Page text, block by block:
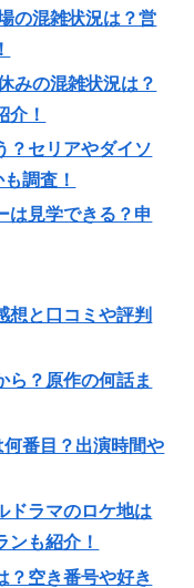
の混雑状況は？営
みの混雑状況は？
介！
？セリアやダイソ
調査！
は見学できる？申
想と口コミや評判
ら？原作の何話ま
番目？出演時間や
ドラマのロケ地は
ンも紹介！
？空き番号や好き